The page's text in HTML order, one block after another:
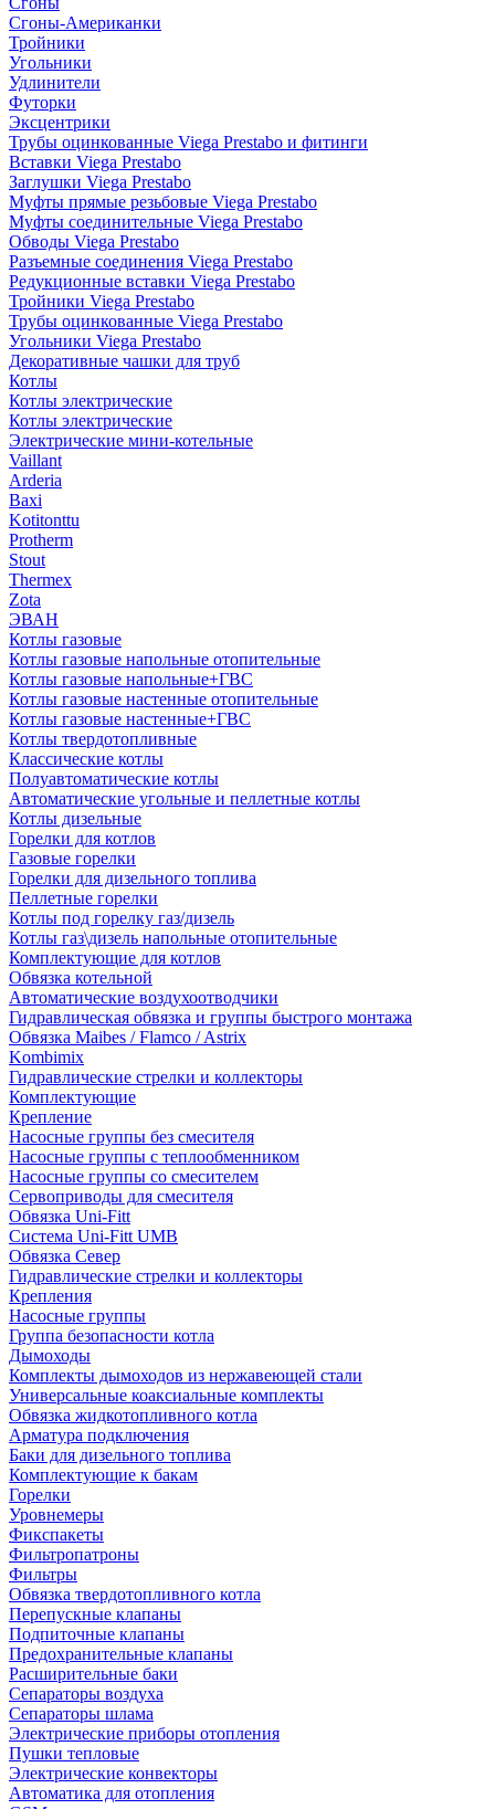
Сгоны-Американки
Тройники
Угольники
Удлинители
Футорки
Эксцентрики
Трубы оцинкованные Viega Prestabo и фитинги
Вставки Viega Prestabo
Заглушки Viega Prestabo
Муфты прямые резьбовые Viega Prestabo
Муфты соединительные Viega Prestabo
Обводы Viega Prestabo
Разъемные соединения Viega Prestabo
Редукционные вставки Viega Prestabo
Тройники Viega Prestabo
Трубы оцинкованные Viega Prestabo
Угольники Viega Prestabo
Декоративные чашки для труб
Котлы
Котлы электрические
Котлы электрические
Электрические мини-котельные
Vaillant
Arderia
Baxi
Kotitonttu
Protherm
Stout
Thermex
Zota
ЭВАН
Котлы газовые
Котлы газовые напольные отопительные
Котлы газовые напольные+ГВС
Котлы газовые настенные отопительные
Котлы газовые настенные+ГВС
Котлы твердотопливные
Классические котлы
Полуавтоматические котлы
Автоматические угольные и пеллетные котлы
Котлы дизельные
Горелки для котлов
Газовые горелки
Горелки для дизельного топлива
Пеллетные горелки
Котлы под горелку газ/дизель
Котлы газ\дизель напольные отопительные
Комплектующие для котлов
Обвязка котельной
Автоматические воздухоотводчики
Гидравлическая обвязка и группы быстрого монтажа
Обвязка Maibes / Flamco / Astrix
Kombimix
Гидравлические стрелки и коллекторы
Комплектующие
Крепление
Насосные группы без смесителя
Насосные группы с теплообменником
Насосные группы со смесителем
Сервоприводы для смесителя
Обвязка Uni-Fitt
Система Uni-Fitt UMB
Обвязка Север
Гидравлические стрелки и коллекторы
Крепления
Насосные группы
Группа безопасности котла
Дымоходы
Комплекты дымоходов из нержавеющей стали
Универсальные коаксиальные комплекты
Обвязка жидкотопливного котла
Арматура подключения
Баки для дизельного топлива
Комплектующие к бакам
Горелки
Уровнемеры
Фикспакеты
Фильтропатроны
Фильтры
Обвязка твердотопливного котла
Перепускные клапаны
Подпиточные клапаны
Предохранительные клапаны
Расширительные баки
Сепараторы воздуха
Сепараторы шлама
Электрические приборы отопления
Пушки тепловые
Электрические конвекторы
Автоматика для отопления